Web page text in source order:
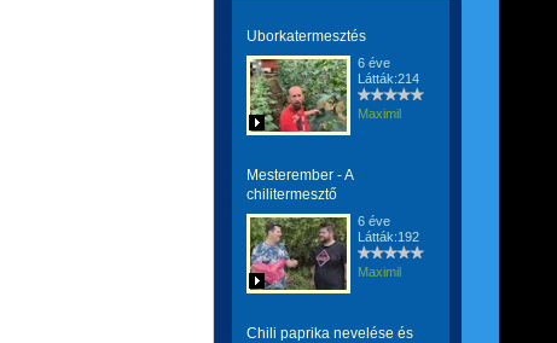
Uborkatermesztés
6 éve
Látták:214
Maximil
Mesterember - A
chilitermesztő
6 éve
Látták:192
Maximil
Chili paprika nevelése és